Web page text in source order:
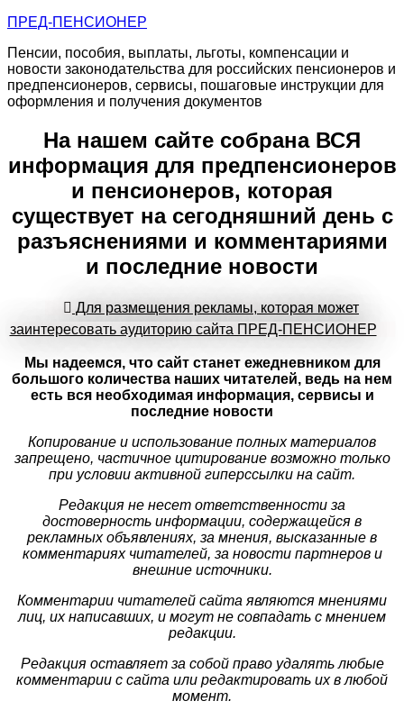
ПРЕД-ПЕНСИОНЕР
Пенсии, пособия, выплаты, льготы, компенсации и
новости законодательства для российских пенсионеров и
предпенсионеров, сервисы, пошаговые инструкции для
оформления и получения документов
На нашем сайте собрана ВСЯ
информация для предпенсионеров
и пенсионеров, которая
существует на сегодняшний день с
разъяснениями и комментариями
и последние новости
Для размещения рекламы, которая может
заинтересовать аудиторию сайта ПРЕД-ПЕНСИОНЕР
Мы надеемся, что сайт станет ежедневником для
большого количества наших читателей, ведь на нем
есть вся необходимая информация, сервисы и
последние новости
Копирование и использование полных материалов
запрещено, частичное цитирование возможно только
при условии активной гиперссылки на сайт.
Редакция не несет ответственности за
достоверность информации, содержащейся в
рекламных объявлениях, за мнения, высказанные в
комментариях читателей, за новости партнеров и
внешние источники.
Комментарии читателей сайта являются мнениями
лиц, их написавших, и могут не совпадать с мнением
редакции.
Редакция оставляет за собой право удалять любые
комментарии с сайта или редактировать их в любой
момент.